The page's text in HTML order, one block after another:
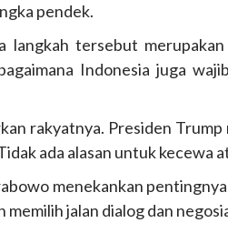
pendek.
langkah tersebut
Indonesia juga
rakyatnya. Presiden
ada alasan untuk kecewa
menekankan
memilih jalan dialog dan